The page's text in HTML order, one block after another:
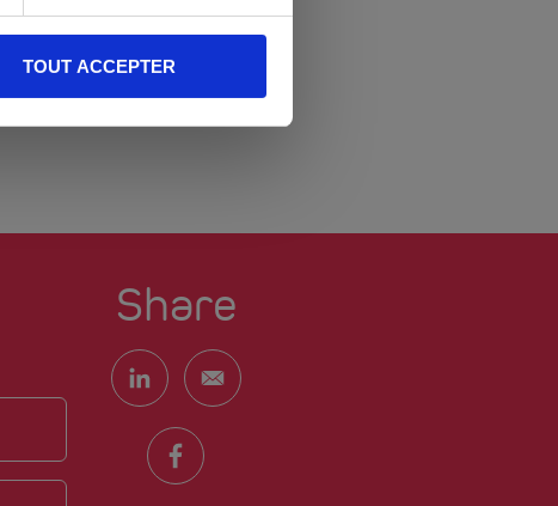
TOUT ACCEPTER
Share